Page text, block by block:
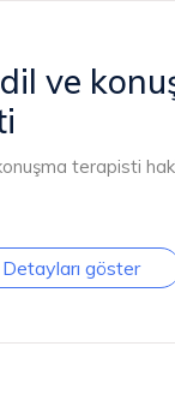
ve
terapisti
Detayları göster